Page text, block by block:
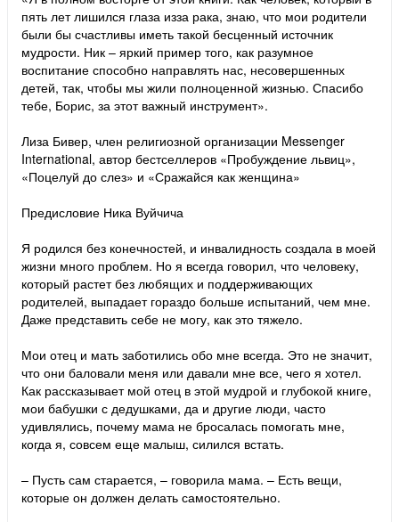
пять лет лишился глаза изза рака, знаю, что мои родители
были бы счастливы иметь такой бесценный источник
мудрости. Ник – яркий пример того, как разумное
воспитание способно направлять нас, несовершенных
детей, так, чтобы мы жили полноценной жизнью. Спасибо
тебе, Борис, за этот важный инструмент».
Лиза Бивер, член религиозной организации Messenger
International, автор бестселлеров «Пробуждение львиц»,
«Поцелуй до слез» и «Сражайся как женщина»
Предисловие Ника Вуйчича
Я родился без конечностей, и инвалидность создала в моей
жизни много проблем. Но я всегда говорил, что человеку,
который растет без любящих и поддерживающих
родителей, выпадает гораздо больше испытаний, чем мне.
Даже представить себе не могу, как это тяжело.
Мои отец и мать заботились обо мне всегда. Это не значит,
что они баловали меня или давали мне все, чего я хотел.
Как рассказывает мой отец в этой мудрой и глубокой книге,
мои бабушки с дедушками, да и другие люди, часто
удивлялись, почему мама не бросалась помогать мне,
когда я, совсем еще малыш, силился встать.
– Пусть сам старается, – говорила мама. – Есть вещи,
которые он должен делать самостоятельно.